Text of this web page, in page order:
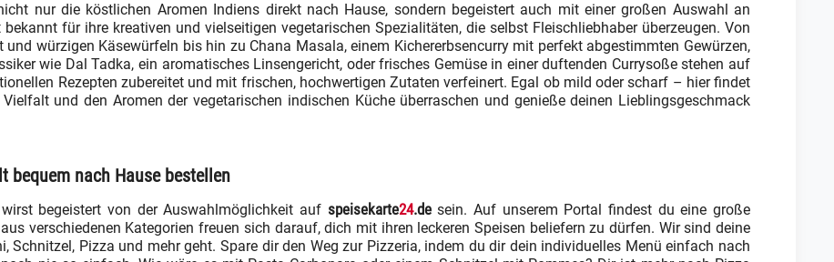
nur die köstlichen Aromen Indiens direkt nach Hause, sondern begeistert auch mit einer großen Auswahl an
für ihre kreativen und vielseitigen vegetarischen Spezialitäten, die selbst Fleischliebhaber überzeugen. Von
würzigen Käsewürfeln bis hin zu Chana Masala, einem Kichererbsencurry mit perfekt abgestimmten Gewürzen,
wie Dal Tadka, ein aromatisches Linsengericht, oder frisches Gemüse in einer duftenden Currysoße stehen auf
Rezepten zubereitet und mit frischen, hochwertigen Zutaten verfeinert. Egal ob mild oder scharf – hier findet
und den Aromen der vegetarischen indischen Küche überraschen und genieße deinen Lieblingsgeschmack
bequem nach Hause bestellen
begeistert von der Auswahlmöglichkeit auf speisekarte24.desein. Auf unserem Portal findest du eine große
verschiedenen Kategorien freuen sich darauf, dich mit ihren leckeren Speisen beliefern zu dürfen. Wir sind deine
Schnitzel, Pizza und mehr geht. Spare dir den Weg zur Pizzeria, indem du dir dein individuelles Menü einfach nach